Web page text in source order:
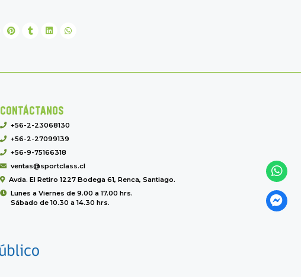
CONTÁCTANOS
+56-2-23068130
+56-2-27099139
+56-9-75166318
ventas@sportclass.cl
Avda. El Retiro 1227 Bodega 61, Renca, Santiago.
Lunes a Viernes de 9.00 a 17.00 hrs.
Sábado de 10.30 a 14.30 hrs.